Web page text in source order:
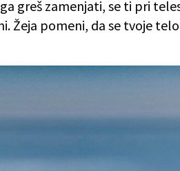
greš zamenjati, se ti pri
Žeja pomeni, da se tvoje